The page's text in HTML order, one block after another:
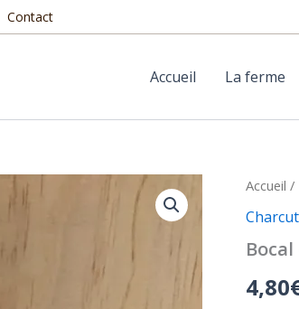
Contact
Accueil La ferme
Accueil /
4,80
quantité
Bocal
fritons